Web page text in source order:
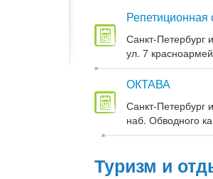
Репетиционная
Санкт-Петербург
ул. 7
ОКТАВА
Санкт-Петербург
наб. Обводного
Туризм и